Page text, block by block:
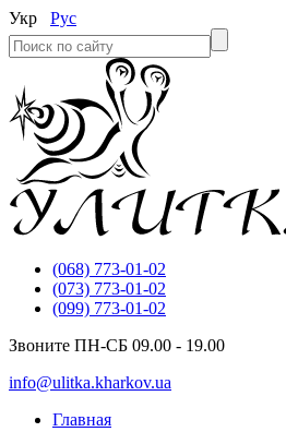
Укр Рус
(068) 773-01-02
(073) 773-01-02
(099) 773-01-02
Звоните ПН-СБ 09.00 - 19.00
info@ulitka.kharkov.ua
Главная